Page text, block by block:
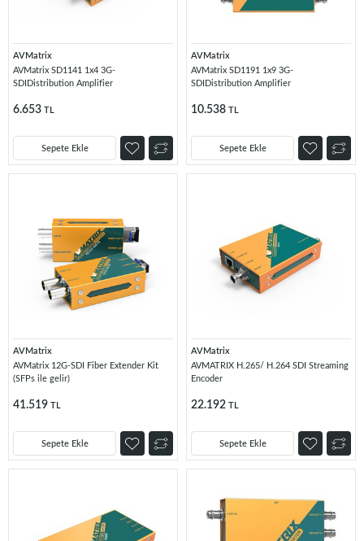
AVMatrix
AVMatrix SD1141 1x4 3G-
SDIDistribution Amplifier
6.653 TL
Sepete Ekle
AVMatrix
AVMatrix SD1191 1x9 3G-
SDIDistribution Amplifier
10.538 TL
Sepete Ekle
AVMatrix
AVMatrix 12G-SDI Fiber Extender Kit
(SFPs ile gelir)
41.519 TL
Sepete Ekle
AVMatrix
AVMATRIX H.265/ H.264 SDI Streaming
Encoder
22.192 TL
Sepete Ekle